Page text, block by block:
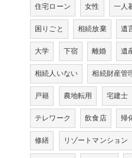
住宅ローン
女性 一人
困りごと
相続放棄 遺
大学
下宿 離婚
遺
相続人いない
相続財産管
戸籍
農地転用 宅建士
テレワーク
飲食店 帰
修繕
リゾートマンション